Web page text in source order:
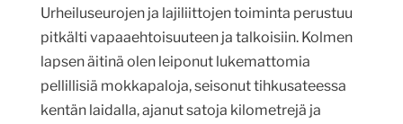
Urheiluseurojen ja lajiliittojen toiminta perustuu
pitkälti vapaaehtoisuuteen ja talkoisiin. Kolmen
lapsen äitinä olen leiponut lukemattomia
pellillisiä mokkapaloja, seisonut tihkusateessa
kentän laidalla, ajanut satoja kilometrejä ja